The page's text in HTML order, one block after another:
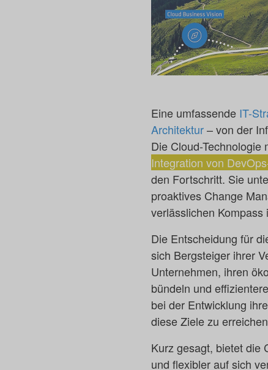
Eine umfassende IT-
Architektur– von der
Die Cloud-Technologie
Integration von
den Fortschritt. Sie
proaktives Change
verlässlichen Kompass
Die Entscheidung für
sich Bergsteiger ihrer
Unternehmen, ihren
bündeln und
bei der Entwicklung
diese Ziele zu
Kurz gesagt, bietet die
und flexibler auf sich